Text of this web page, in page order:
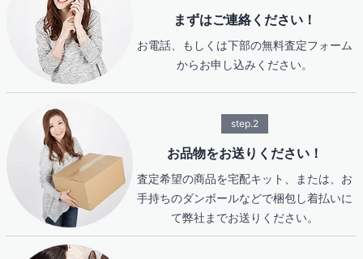
まずはご連絡ください！
お電話、もしくは下部の無料査定フォーム
からお申し込みください。
step.2
お品物をお送りください！
査定希望の商品を宅配キット、または、お
手持ちのダンボールなどで梱包し着払いに
て弊社までお送りください。